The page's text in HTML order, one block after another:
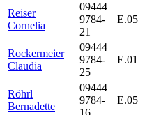
Reiser
Cornelia
09444
9784-
21
E.05
Rockermeier
Claudia
09444
9784-
25
E.01
Röhrl
Bernadette
09444
9784-
E.05